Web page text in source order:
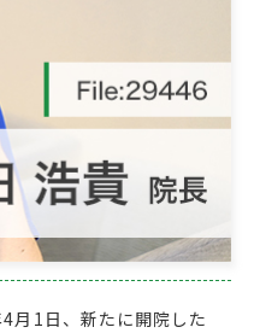
月1日、新たに開院した